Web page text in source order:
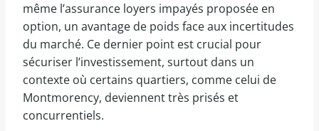
même l’assurance loyers impayés proposée en
option, un avantage de poids face aux incertitudes
du marché. Ce dernier point est crucial pour
sécuriser l’investissement, surtout dans un
contexte où certains quartiers, comme celui de
Montmorency, deviennent très prisés et
concurrentiels.